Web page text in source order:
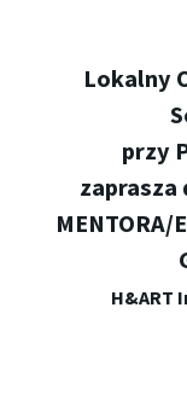
Lokalny
przy
zaprasza
MENTORA/
H&ART